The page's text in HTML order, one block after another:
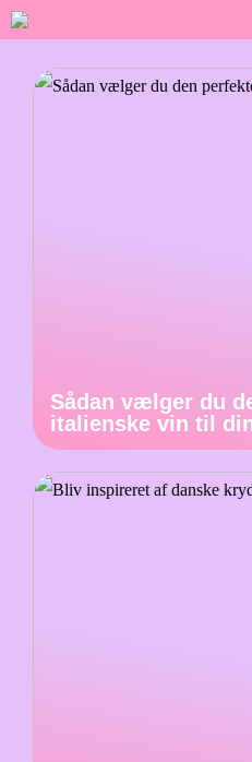
Sådan vælger du
italienske vin til